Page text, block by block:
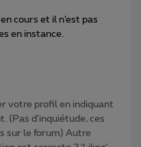
cours et il n’est pas
en instance.
votre profil en indiquant
(Pas d'inquiétude, ces
sur le forum) Autre